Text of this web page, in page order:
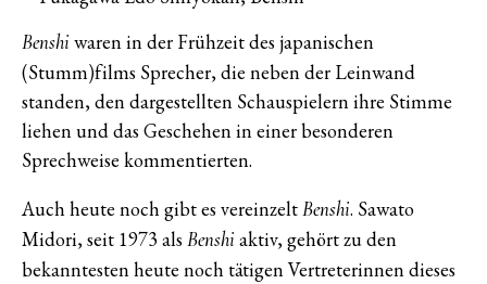
Benshi waren in der Frühzeit des japanischen
(Stumm)films Sprecher, die neben der Leinwand
standen, den dargestellten Schauspielern ihre Stimme
liehen und das Geschehen in einer besonderen
Sprechweise kommentierten.
Auch heute noch gibt es vereinzeltBenshi. Sawato
Midori, seit 1973 als Benshi aktiv, gehört zu den
bekanntesten heute noch tätigen Vertreterinnen dieses